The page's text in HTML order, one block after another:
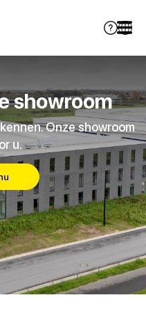
showroom
Onze showroom
u.